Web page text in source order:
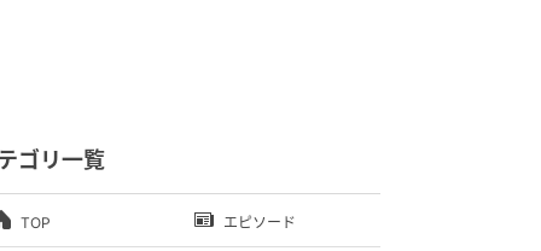
ゴリ一覧
TOP エピソード